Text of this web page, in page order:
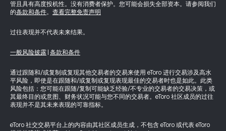
管且具有高度投机性。没有消费者保护。您可能会损失全部资本。请参阅我们
的条款和条件。 查看完整免责声明
过往表现并不代表未来结果。
一般风险披露 条款和条件
通过跟随和/或复制或复现其他交易者的交易来使用 eToro 进行交易涉及高水
平风险，即使是在跟随和/或复制或复现表现最佳的交易者时也是如此。此类
风险包括：您可能在跟随/复制可能缺乏经验/不专业的交易者的交易决策，或
其最终目的或意图、财务状况可能与您不同的交易者。eToro 社区成员的过往
表现并不是其未来表现的可靠指标。
eToro 社交交易平台上的内容由其社区成员生成，不包含 eToro 或代表 eToro